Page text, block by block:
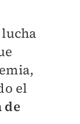
el
de